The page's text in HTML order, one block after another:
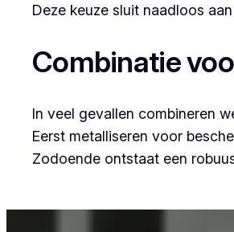
Deze keuze sluit naadloos
Combinatie
In veel gevallen combineren
Eerst metalliseren voor
Zodoende ontstaat een